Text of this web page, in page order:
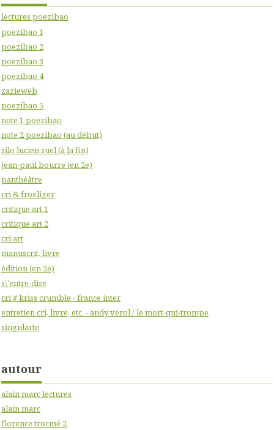
lectures poezibao
poezibao 1
poezibao 2
poezibao 3
poezibao 4
zazieweb
poezibao 5
note 1 poezibao
note 2 poezibao (au début)
silo lucien suel (à la fin)
jean-paul bourre (en 2e)
panthéâtre
cri & froeliger
critique art 1
critique art 2
cri art
manuscrit, livre
édition (en 2e)
s\'entre-dire
cri # kriss crumble - france inter
entretien cri, livre, etc. - andy verol / le mort-qui-trompe
singularte
autour
alain marc lectures
alain marc
florence trocmé 2